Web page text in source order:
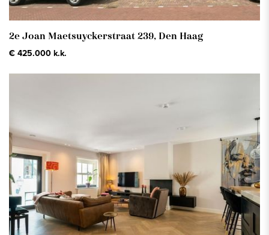
2e Joan Maetsuyckerstraat 239, Den Haag
€ 425.000 k.k.